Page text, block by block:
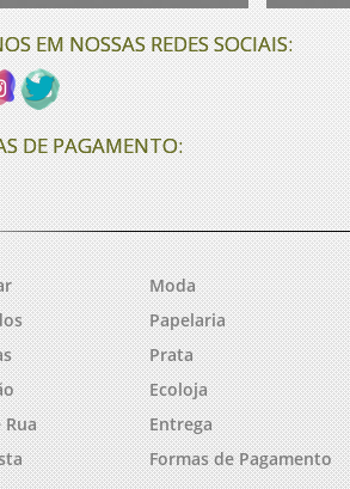
EM NOSSAS REDES SOCIAIS:
DE PAGAMENTO:
Rua
Moda
Papelaria
Prata
Ecoloja
Entrega
Formas de Pagamento